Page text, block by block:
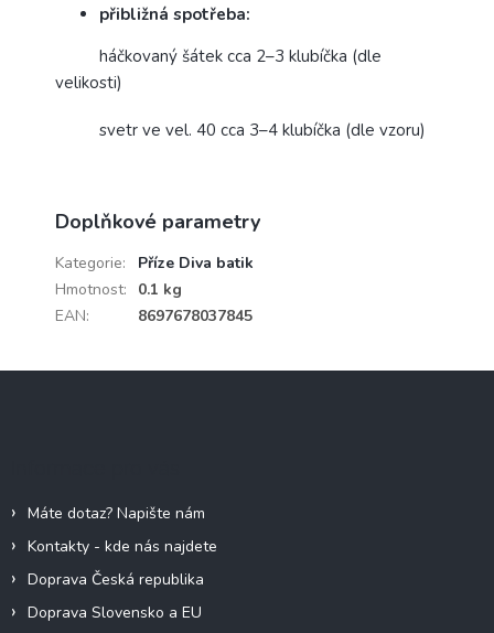
přibližná spotřeba:
háčkovaný šátek cca 2–3 klubíčka (dle
velikosti)
svetr ve vel. 40 cca 3–4 klubíčka (dle vzoru)
Doplňkové parametry
Kategorie:
Příze Diva batik
Hmotnost:
0.1 kg
EAN: 8697678037845
Máte dotaz? Napište nám
Kontakty - kde nás najdete
Doprava Česká republika
Doprava Slovensko a EU